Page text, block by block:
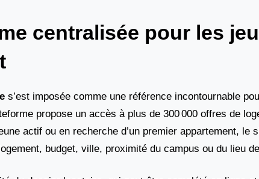
centralisée pour les
s’est imposée comme une référence incontournable
propose un accès à plus de 300 000 offres de
actif ou en recherche d’un premier appartement, le
budget, ville, proximité du campus ou du lieu